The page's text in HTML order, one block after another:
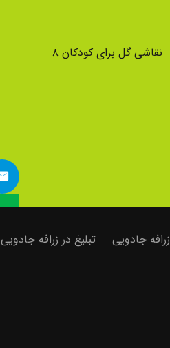
نقاشی گل برای کودکان ۸
زرافه جادویی تبلیغ در زرافه جادویی